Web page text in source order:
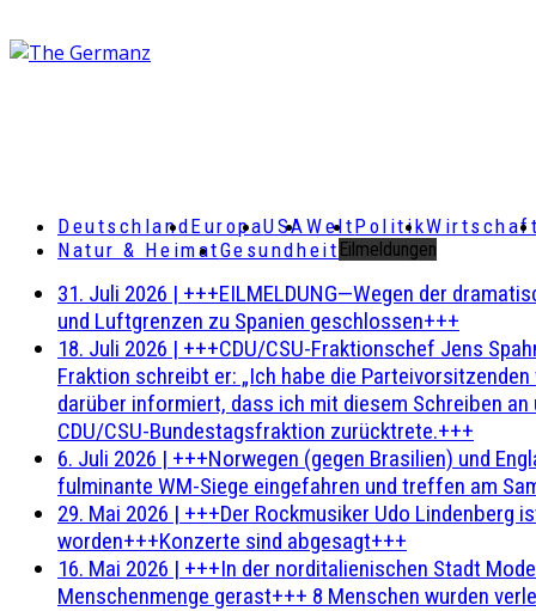
DeutschlandEuropaUSAWeltPolitikWirtschaft
Natur & HeimatGesundheit Eilmeldungen
31. Juli 2026 | +++EILMELDUNG—Wegen der
und Luftgrenzen zu Spanien geschlossen+++
18. Juli 2026 | +++CDU/CSU-Fraktionschef Jens
Fraktion schreibt er: „Ich habe die
darüber informiert, dass ich mit diesem Schreiben
CDU/CSU-Bundestagsfraktion zurücktrete.+++
6. Juli 2026 | +++Norwegen (gegen Brasilien) und
fulminante WM-Siege eingefahren und treffen am
29. Mai 2026 | +++Der Rockmusiker Udo Lindenberg
worden+++Konzerte sind abgesagt+++
16. Mai 2026 | +++In der norditalienischen Stadt
Menschenmenge gerast+++ 8 Menschen wurden